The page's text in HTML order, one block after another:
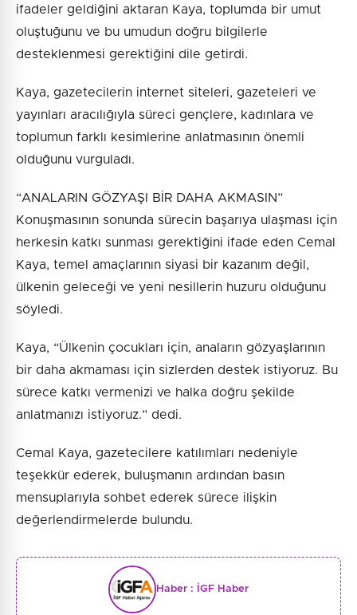
ifadeler geldiğini aktaran Kaya, toplumda bir umut
oluştuğunu ve bu umudun doğru bilgilerle
desteklenmesi gerektiğini dile getirdi.
Kaya, gazetecilerin internet siteleri, gazeteleri ve
yayınları aracılığıyla süreci gençlere, kadınlara ve
toplumun farklı kesimlerine anlatmasının önemli
olduğunu vurguladı.
“ANALARIN GÖZYAŞI BİR DAHA AKMASIN”
Konuşmasının sonunda sürecin başarıya ulaşması için
herkesin katkı sunması gerektiğini ifade eden Cemal
Kaya, temel amaçlarının siyasi bir kazanım değil,
ülkenin geleceği ve yeni nesillerin huzuru olduğunu
söyledi.
Kaya, “Ülkenin çocukları için, anaların gözyaşlarının
bir daha akmaması için sizlerden destek istiyoruz. Bu
sürece katkı vermenizi ve halka doğru şekilde
anlatmanızı istiyoruz.” dedi.
Cemal Kaya, gazetecilere katılımları nedeniyle
teşekkür ederek, buluşmanın ardından basın
mensuplarıyla sohbet ederek sürece ilişkin
değerlendirmelerde bulundu.
Haber : İGF Haber